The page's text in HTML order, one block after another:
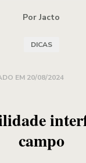
Por Jacto
DICAS
EM 20/08/2024
campo